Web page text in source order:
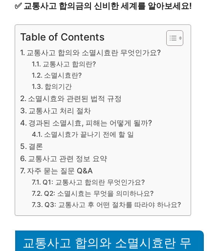
✅ 교통사고 합의금의 신비한 세계를 알아보세요!
Table of Contents
교통사고 합의와 소멸시효란 무엇인가요?
교통사고 합의란?
소멸시효란?
합의기간
소멸시효와 관련된 법적 규정
교통사고 처리 절차
경과된 소멸시효, 피해는 어떻게 될까?
소멸시효가 끝나기 전에 할 일
결론
교통사고 관련 정보 요약
자주 묻는 질문 Q&A
Q1: 교통사고 합의란 무엇인가요?
Q2: 소멸시효는 무엇을 의미하나요?
Q3: 교통사고 후 어떤 절차를 따라야 하나요?
교통사고 합의와 소멸시효란 무